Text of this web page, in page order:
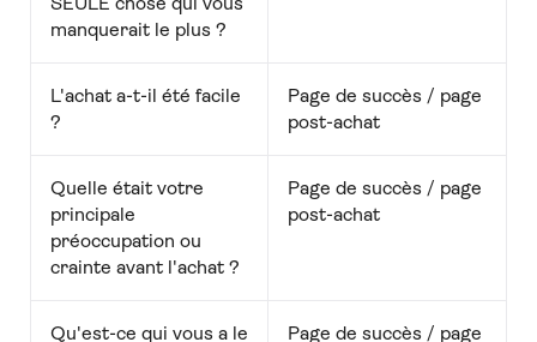
manquerait le plus ?
L'achat a-t-il été facile
?
Page de succès / page
post-achat
Quelle était votre
principale
préoccupation ou
crainte avant l'achat ?
Page de succès / page
post-achat
Qu'est-ce qui vous a le
Page de succès / page